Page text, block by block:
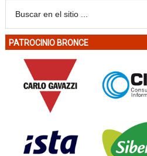
PATROCINIO BRONCE